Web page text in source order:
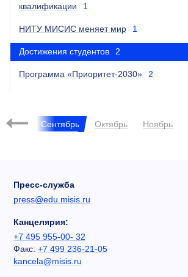
квалификации
1
НИТУ МИСИС меняет мир 1
Достижения студентов 2
Программа «Приоритет-2030» 2
Август Сентябрь Октябрь Ноябрь
Пресс-служба
press@edu.misis.ru
Канцелярия:
+7 495 955-00- 32
Факс: +7 499 236-21-05
kancela@misis.ru